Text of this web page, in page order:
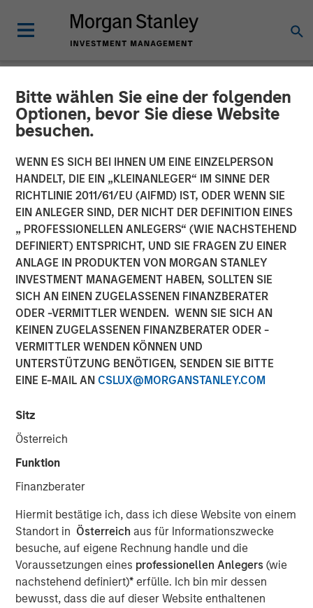
Bitte wählen Sie eine der folgenden
Optionen, bevor Sie diese Website
besuchen.
WENN ES SICH BEI IHNEN UM EINE EINZELPERSON
HANDELT, DIE EIN „KLEINANLEGER“ IM SINNE DER
RICHTLINIE 2011/61/EU (AIFMD) IST, ODER WENN SIE
EIN ANLEGER SIND, DER NICHT DER DEFINITION EINES
„ PROFESSIONELLEN ANLEGERS“ (WIE NACHSTEHEND
DEFINIERT) ENTSPRICHT, UND SIE FRAGEN ZU EINER
ANLAGE IN PRODUKTEN VON MORGAN STANLEY
INVESTMENT MANAGEMENT HABEN, SOLLTEN SIE
SICH AN EINEN ZUGELASSENEN FINANZBERATER
ODER -VERMITTLER WENDEN. WENN SIE SICH AN
KEINEN ZUGELASSENEN FINANZBERATER ODER -
VERMITTLER WENDEN KÖNNEN UND
UNTERSTÜTZUNG BENÖTIGEN, SENDEN SIE BITTE
EINE E-MAIL AN CSLUX@MORGANSTANLEY.COM
Sitz
Österreich
Funktion
Finanzberater
Hiermit bestätige ich, dass ich diese Website von einem
Standort in Österreich aus für Informationszwecke
besuche, auf eigene Rechnung handle und die
Voraussetzungen eines professionellen Anlegers(wie
nachstehend definiert)* erfülle. Ich bin mir dessen
bewusst, dass die auf dieser Website enthaltenen
NEWSROOM
Listen to Vikram Raju ION
Influencers Fireside Chat
Series
22 SEPTEMBER 2023
Vikram Raju
Managing Director
Video
Morgan Stanley Investment Management’s Head of
Climate Private Equity Investment Vikram Raju joins ION
Analytics’ Giovanni Amodeo to talk about climate
investing opportunities for the ION Influencers fireside
chat series.